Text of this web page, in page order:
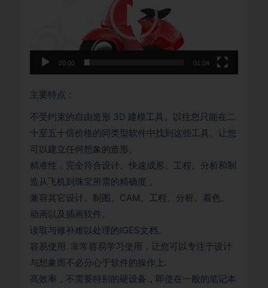
00:00 01:04
主要特点：
不受约束的自由造形 3D 建模工具。以往您只能在二
十至五十倍价格的同类型软件中找到这些工具。让您
可以建立任何想象的造形。
精准性，完全符合设计、快速成形、工程、分析和制
造从飞机到珠宝所需的精确度 。
兼容其它设计、制图、CAM、工程、分析、着色、
动画以及插画软件。
读取与修补难以处理的IGES文档。
容易使用. 非常容易学习使用，让您可以专注于设计
与想象而不必分心于软件的操作上.
高效率，不需要特别的硬设备，即使在一般的笔记本